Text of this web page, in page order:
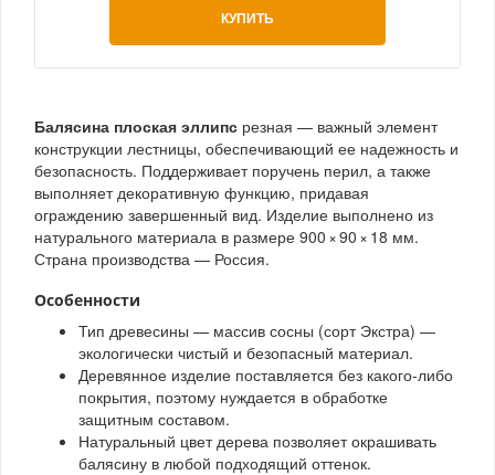
КУПИТЬ
Балясина плоская эллипс резная — важный элемент
конструкции лестницы, обеспечивающий ее надежность и
безопасность. Поддерживает поручень перил, а также
выполняет декоративную функцию, придавая
ограждению завершенный вид. Изделие выполнено из
натурального материала в размере 900 × 90 × 18 мм.
Страна производства — Россия.
Особенности
Тип древесины — массив сосны (сорт Экстра) —
экологически чистый и безопасный материал.
Деревянное изделие поставляется без какого-либо
покрытия, поэтому нуждается в обработке
защитным составом.
Натуральный цвет дерева позволяет окрашивать
балясину в любой подходящий оттенок.